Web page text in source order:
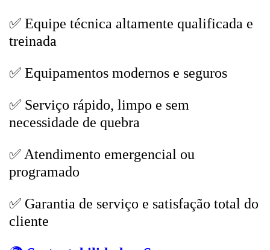
✅ Equipe técnica altamente qualificada e
treinada
✅ Equipamentos modernos e seguros
✅ Serviço rápido, limpo e sem
necessidade de quebra
✅ Atendimento emergencial ou
programado
✅ Garantia de serviço e satisfação total do
cliente